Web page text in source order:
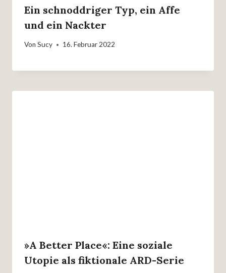
Ein schnoddriger Typ, ein Affe
und ein Nackter
Von Sucy 16. Februar 2022
»A Better Place«: Eine soziale
Utopie als fiktionale ARD-Serie